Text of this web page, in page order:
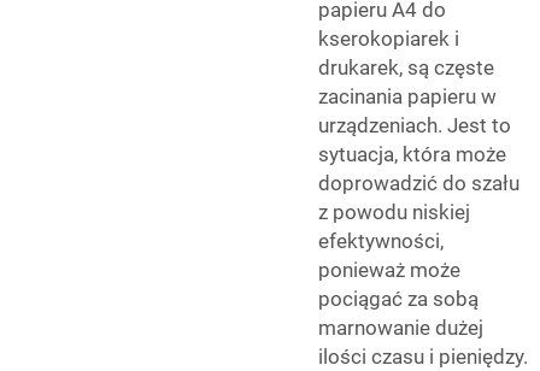
papieru A4 do
kserokopiarek i
drukarek, są częste
zacinania papieru w
urządzeniach. Jest to
sytuacja, która może
doprowadzić do szału
z powodu niskiej
efektywności,
ponieważ może
pociągać za sobą
marnowanie dużej
ilości czasu i pieniędzy.